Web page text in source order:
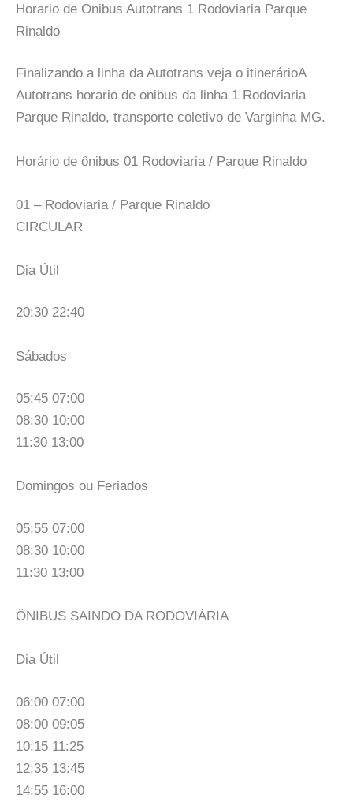
Horario de Onibus Autotrans 1 Rodoviaria Parque
Rinaldo
Finalizando a linha da Autotrans veja o itinerárioA
Autotrans horario de onibus da linha 1 Rodoviaria
Parque Rinaldo, transporte coletivo de Varginha MG.
Horário de ônibus 01 Rodoviaria / Parque Rinaldo
01 – Rodoviaria / Parque Rinaldo
CIRCULAR
Dia Útil
20:30 22:40
Sábados
05:45 07:00
08:30 10:00
11:30 13:00
Domingos ou Feriados
05:55 07:00
08:30 10:00
11:30 13:00
ÔNIBUS SAINDO DA RODOVIÁRIA
Dia Útil
06:00 07:00
08:00 09:05
10:15 11:25
12:35 13:45
14:55 16:00